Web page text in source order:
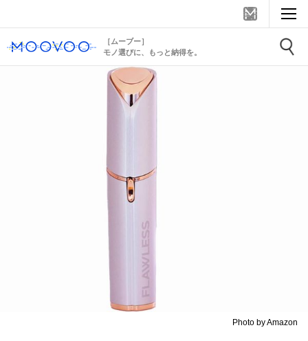
［ムーブー］
モノ選びに、もっと納得を。
Photo by Amazon